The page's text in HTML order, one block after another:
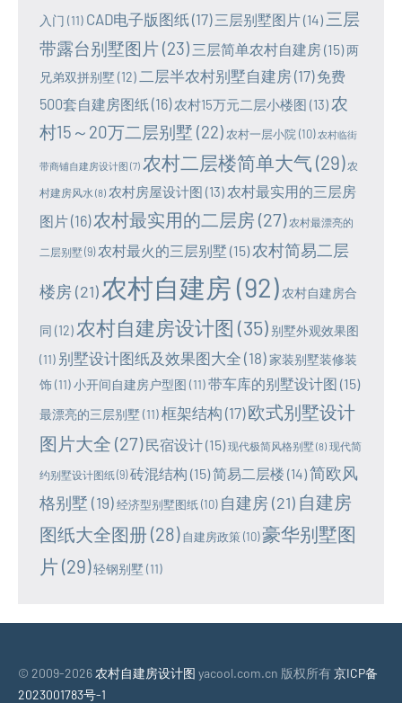
入门 (11) CAD电子版图纸 (17) 三层别墅图片(14) 三层
带露台别墅图片 (23) 三层简单农村自建房(15)两
兄弟双拼别墅 (12) 二层半农村别墅自建房(17) 免费
500套自建房图纸(16) 农村15万元二层小楼图 (13)农
村15～20万二层别墅 (22) 农村一层小院 (10) 农村临街
带商铺自建房设计图 (7) 农村二层楼简单大气 (29) 农
村建房风水 (8) 农村房屋设计图 (13) 农村最实用的三层房
图片(16)农村最实用的二层房 (27) 农村最漂亮的
二层别墅(9) 农村最火的三层别墅 (15)农村简易二层
楼房(21)农村自建房 (92) 农村自建房合
同 (12) 农村自建房设计图 (35) 别墅外观效果图
(11) 别墅设计图纸及效果图大全 (18)家装别墅装修装
饰(11)小开间自建房户型图 (11)带车库的别墅设计图 (15)
最漂亮的三层别墅 (11)框架结构 (17) 欧式别墅设计
图片大全 (27) 民宿设计(15) 现代极简风格别墅(8) 现代简
约别墅设计图纸(9) 砖混结构 (15)简易二层楼 (14)简欧风
格别墅 (19)经济型别墅图纸(10) 自建房(21) 自建房
图纸大全图册 (28) 自建房政策(10)豪华别墅图
片 (29)轻钢别墅 (11)
© 2009-2026 农村自建房设计图 yacool.com.cn 版权所有京ICP备
2023001783号-1